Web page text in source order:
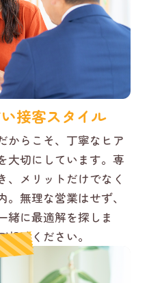
接客スタイル
からこそ、丁寧なヒア
大切にしています。専
、メリットだけでなく
無理な営業はせず、
緒に最適解を探しま
談ください。